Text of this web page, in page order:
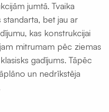
jumtā. Tvaika
standarta, bet jau ar
kas konstrukcijai
mitrumam pēc ziemas
gadījums. Tāpēc
un nedrīkstēja